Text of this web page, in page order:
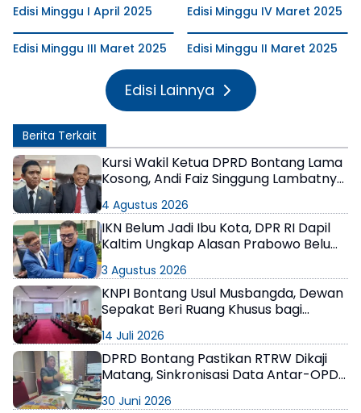
Edisi Minggu I April 2025 Edisi Minggu IV Maret 2025
Edisi Minggu III Maret 2025 Edisi Minggu II Maret 2025
Edisi Lainnya
Berita Terkait
Kursi Wakil Ketua DPRD Bontang Lama
Kosong, Andi Faiz Singgung Lambatnya
Sampai 1 Tahun
4 Agustus 2026
IKN Belum Jadi Ibu Kota, DPR RI Dapil
Kaltim Ungkap Alasan Prabowo Belum
3 Agustus 2026
KNPI Bontang Usul Musbangda, Dewan
Sepakat Beri Ruang Khusus bagi
14 Juli 2026
DPRD Bontang Pastikan RTRW Dikaji
Matang, Sinkronisasi Data Antar-OPD
30 Juni 2026